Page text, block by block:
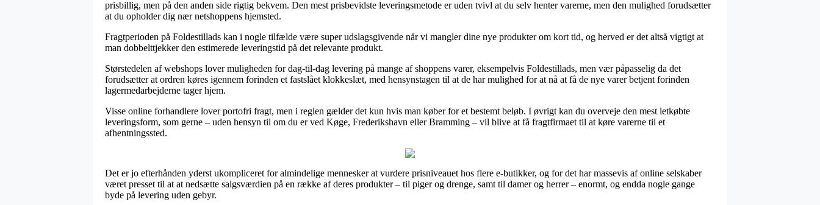
prisbillig, men på den anden side rigtig bekvem. Den mest prisbevidste leveringsmetode er uden tvivl at du selv henter varerne, men den mulighed forudsætter
at du opholder dig nær netshoppens hjemsted.
Fragtperioden på Foldestillads kan i nogle tilfælde være super udslagsgivende når vi mangler dine nye produkter om kort tid, og herved er det altså vigtigt at
man dobbelttjekker den estimerede leveringstid på det relevante produkt.
Størstedelen af webshops lover muligheden for dag-til-dag levering på mange af shoppens varer, eksempelvis Foldestillads, men vær påpasselig da det
forudsætter at ordren køres igennem forinden et fastslået klokkeslæt, med hensynstagen til at de har mulighed for at nå at få de nye varer betjent forinden
lagermedarbejderne tager hjem.
Visse online forhandlere lover portofri fragt, men i reglen gælder det kun hvis man køber for et bestemt beløb. I øvrigt kan du overveje den mest letkøbte
leveringsform, som gerne – uden hensyn til om du er ved Køge, Frederikshavn eller Bramming – vil blive at få fragtfirmaet til at køre varerne til et
afhentningssted.
Det er jo efterhånden yderst ukompliceret for almindelige mennesker at vurdere prisniveauet hos flere e-butikker, og for det har massevis af online selskaber
været presset til at at nedsætte salgsværdien på en række af deres produkter – til piger og drenge, samt til damer og herrer – enormt, og endda nogle gange
byde på levering uden gebyr.